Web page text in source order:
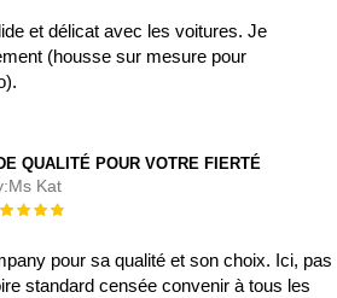
et délicat avec les voitures. Je
(housse sur mesure pour
QUALITÉ POUR VOTRE FIERTÉ
Ms Kat
:
pour sa qualité et son choix. Ici, pas
standard censée convenir à tous les